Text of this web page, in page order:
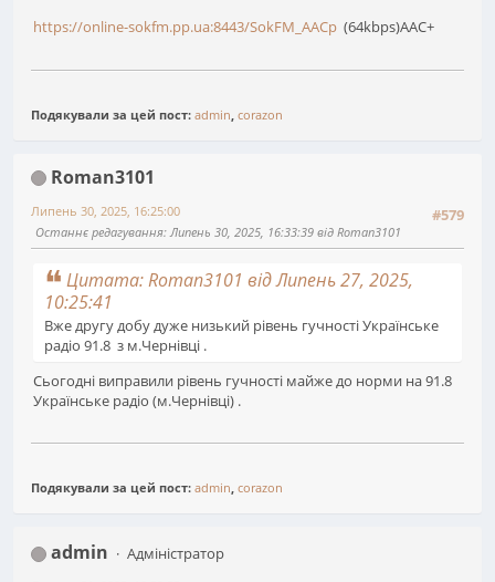
https://online-sokfm.pp.ua:8443/SokFM_AACp (64kbps)AAC+
Подякували за цей пост: admin corazon
Roman3101
#579
Липень 30, 2025, 16:25:00
Останнє редагування: Липень 30, 2025, 16:33:39 від Roman3101
Цитата: Roman3101 від Липень 27, 2025,
10:25:41
Вже другу добу дуже низький рівень гучності Українське
радіо 91.8 з м.Чернівці .
Сьогодні виправили рівень гучності майже до норми на 91.8
Українське радіо (м.Чернівці) .
Подякували за цей пост: admin, corazon
admin
Адміністратор